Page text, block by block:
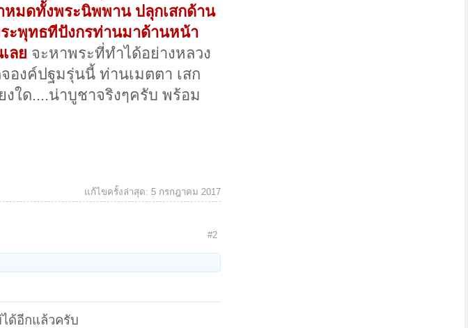
หมดทั้งพระนิพพาน ปลุกเสกด้าน
ะพุทธทีปังกรท่านมาด้านหน้า
ลย จะหาพระที่ทำได้อย่างหลวง
องค์ปฐมรุ่นนี้ ท่านเมตตา เสก
ใด....น่าบูชาจริงๆครับ พร้อม
แก้ไขครั้งล่าสุด: 5 กรกฎาคม 2017
#2
ด้อีกแล้วครับ